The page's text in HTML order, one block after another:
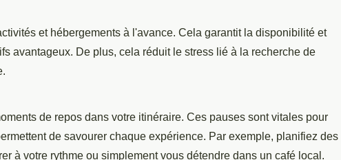
et hébergements à l'avance. Cela garantit la disponibilité et
avantageux. De plus, cela réduit le stress lié à la recherche de
de repos dans votre itinéraire. Ces pauses sont vitales pour
de savourer chaque expérience. Par exemple, planifiez des
à votre rythme ou simplement vous détendre dans un café local.